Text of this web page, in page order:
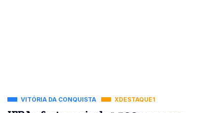
VITÓRIA DA CONQUISTA XDESTAQUE1